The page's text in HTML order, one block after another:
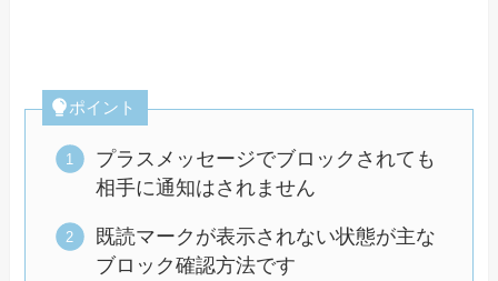
ポイント
プラスメッセージでブロックされても
相手に通知はされません
既読マークが表示されない状態が主な
ブロック確認方法です